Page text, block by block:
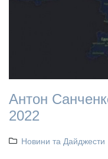
Антон
2022
Новини та Дайджести